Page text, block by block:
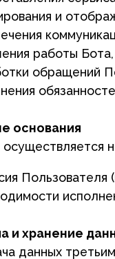
обязанностей
на
Пользователя
хранение данных
данных третьим
сервиса.
предусмотрены